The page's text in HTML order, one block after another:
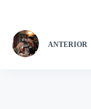
ANTERIOR